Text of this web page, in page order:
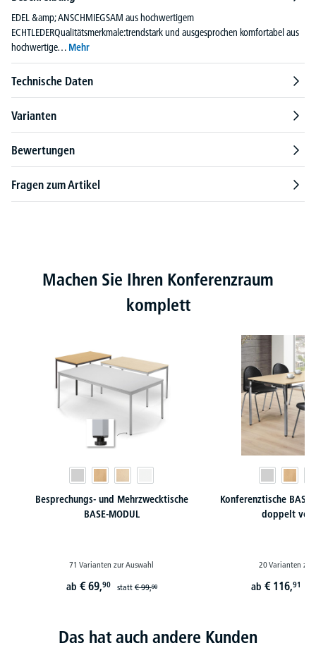
EDEL &amp; ANSCHMIEGSAM aus hochwertigem
ECHTLEDERQualitätsmerkmale:trendstark und ausgesprochen komfortabel aus
hochwertige… Mehr
Technische Daten
Varianten
Bewertungen
Fragen zum Artikel
Produktgalerie überspringen
Machen Sie Ihren Konferenzraum
komplett
Besprechungs- und Mehrzwecktische
BASE-MODUL
71 Varianten zur Auswahl
ab € 69,90 statt€ 99,90
Konferenztische
doppelt
20 Varianten zur
ab € 116,91
Das hat auch andere Kunden